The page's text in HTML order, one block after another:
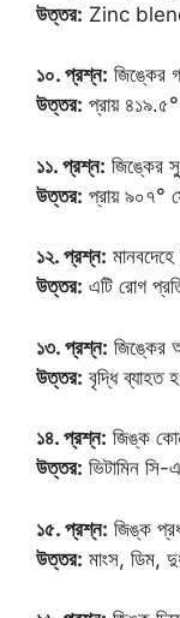
উত্তর: Zinc
১০. প্রশ্ন: জিঙ্কের
উত্তর: প্রায়
১১. প্রশ্ন: জিঙ্কের
উত্তর: প্রায় ৯০৭°
১২. প্রশ্ন:
উত্তর: এটি রোগ
১৩. প্রশ্ন: জিঙ্কের
উত্তর: বৃদ্ধি ব্যাহত
১৪. প্রশ্ন: জিঙ্ক
উত্তর: ভিটামিন সি-
১৫. প্রশ্ন: জিঙ্ক
উত্তর: মাংস, ডিম,